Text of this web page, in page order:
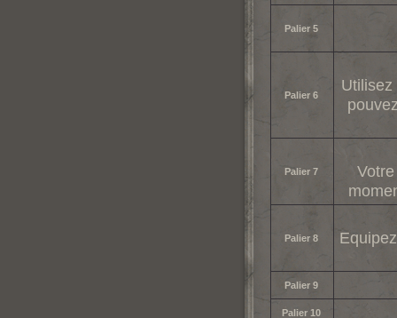
Palier 5
Palier 6
Palier 7
Palier 8
Palier 9
Palier 10